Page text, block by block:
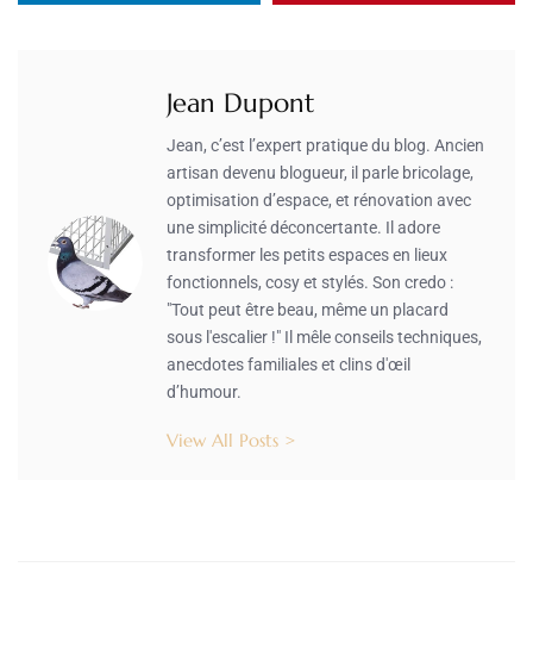
Jean Dupont
Jean, c’est l’expert pratique du blog. Ancien
artisan devenu blogueur, il parle bricolage,
optimisation d’espace, et rénovation avec
une simplicité déconcertante. Il adore
transformer les petits espaces en lieux
fonctionnels, cosy et stylés. Son credo :
"Tout peut être beau, même un placard
sous l'escalier !" Il mêle conseils techniques,
anecdotes familiales et clins d'œil
d’humour.
View All Posts >